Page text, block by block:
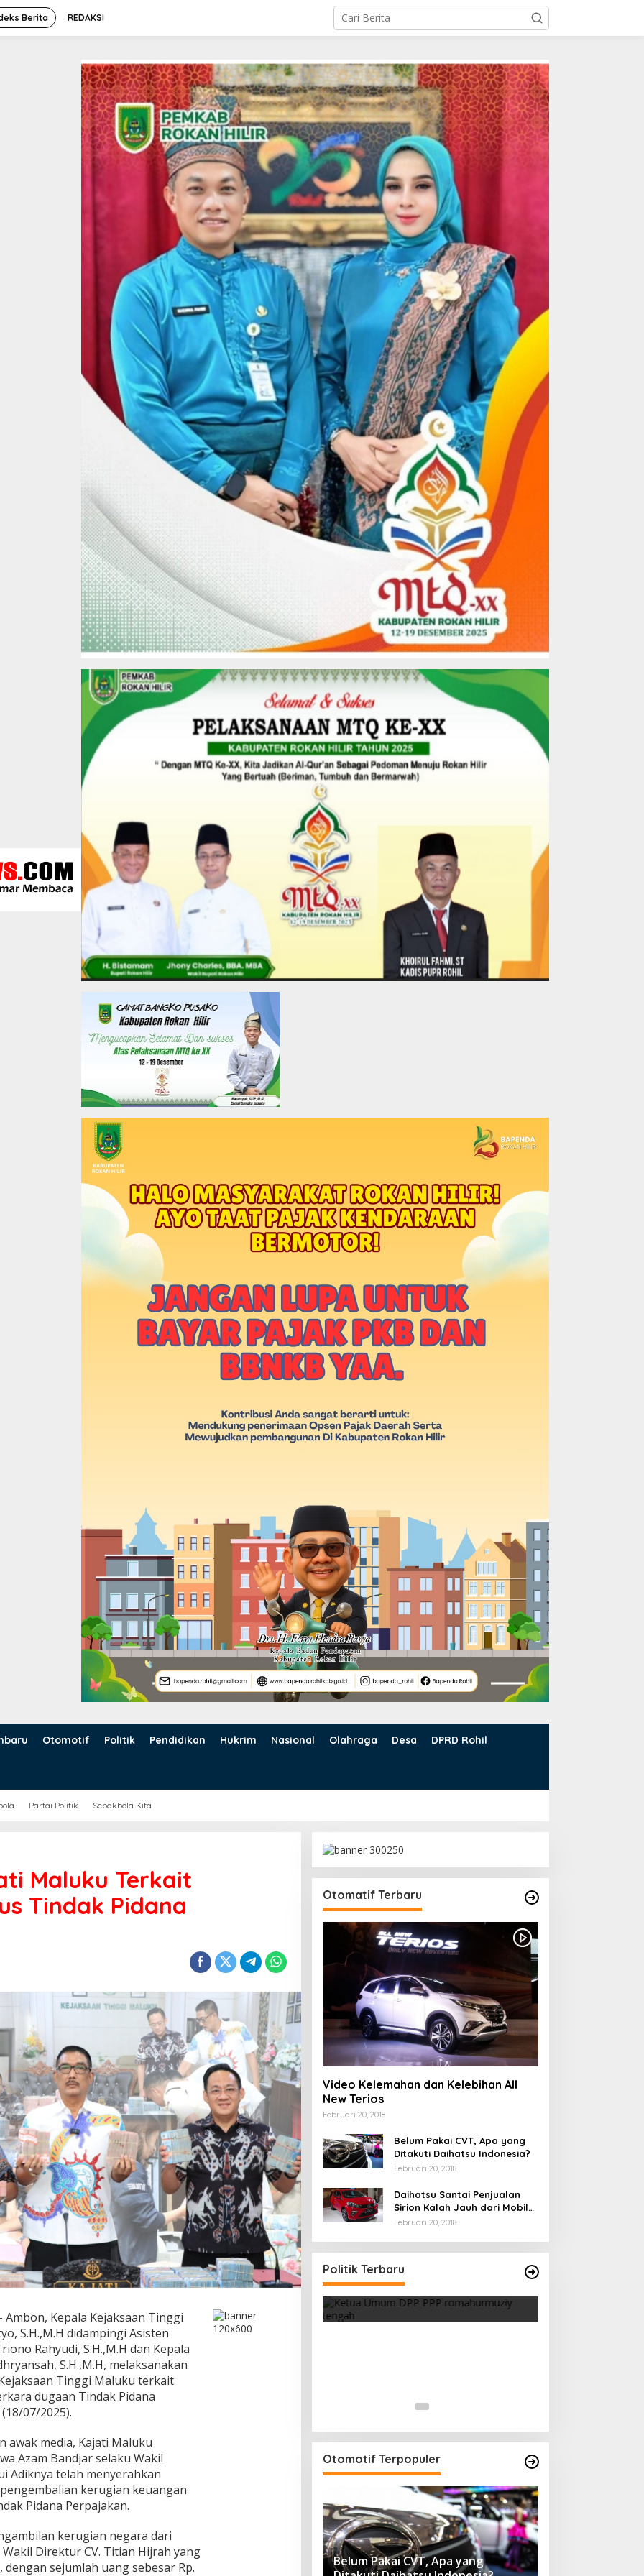
Berita REDAKSI
Otomotif Politik Pendidikan Hukrim Nasional Olahraga Desa DPRD Rohil
Partai Politik Sepakbola Kita
Maluku Terkait
Tindak Pidana
Kepala Kejaksaan Tinggi
S.H.,M.H didampingi Asisten
Rahyudi, S.H.,M.H dan Kepala
S.H.,M.H, melaksanakan
Tinggi Maluku terkait
dugaan Tindak Pidana
07/2025).
awak media, Kajati Maluku
Azam Bandjar selaku Wakil
Adiknya telah menyerahkan
kerugian keuangan
Pidana Perpajakan.
kerugian negara dari
Direktur CV. Titian Hijrah yang
sejumlah uang sebesar Rp.
Otomatif Terbaru
Video Kelemahan dan Kelebihan All
New Terios
Februari 20, 2018
Belum Pakai CVT, Apa yang
Ditakuti Daihatsu Indonesia?
Februari 20, 2018
Daihatsu Santai Penjualan
Sirion Kalah Jauh dari Mobil
LCGC
Februari 20, 2018
Politik Terbaru
Ini Dia Hubungan Partai Garuda
dengan Gerindra
Di Berita, Politik
Strategi PPP Menangkan Duet
Ganjar dan Gus Yasin
Otomotif Terpopuler
Belum Pakai CVT, Apa yang